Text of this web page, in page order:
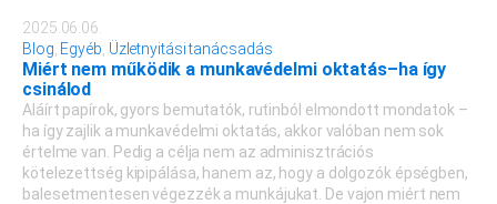
2025.06.06.
Blog Egyéb Üzletnyitási tanácsadás
Miért nem működik a munkavédelmi oktatás–ha így
csinálod
Aláírt papírok, gyors bemutatók, rutinból elmondott mondatok –
ha így zajlik a munkavédelmi oktatás, akkor valóban nem sok
értelme van. Pedig a célja nem az adminisztrációs
kötelezettség kipipálása, hanem az, hogy a dolgozók épségben,
balesetmentesen végezzék a munkájukat. De vajon miért nem